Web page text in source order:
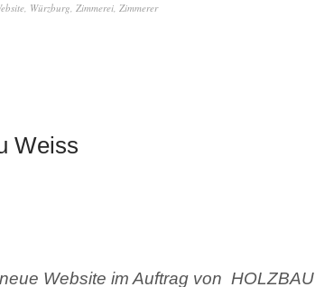
, Würzburg, Zimmerei, Zimmerer
Weiss
Website im Auftrag von HOLZBAU